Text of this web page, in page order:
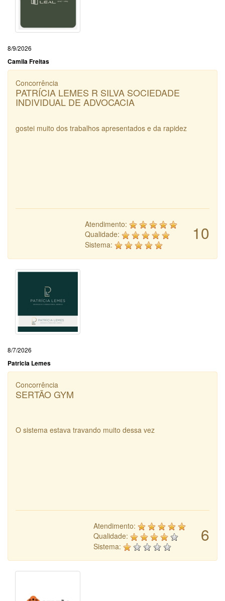
8/9/2026
Camila Freitas
Concorrência
PATRÍCIA LEMES R SILVA SOCIEDADE
INDIVIDUAL DE ADVOCACIA
gostei muito dos trabalhos apresentados e da rapidez
10
Atendimento:
Qualidade:
Sistema:
8/7/2026
Patricia Lemes
Concorrência
SERTÃO GYM
O sistema estava travando muito dessa vez
6
Atendimento:
Qualidade:
Sistema: